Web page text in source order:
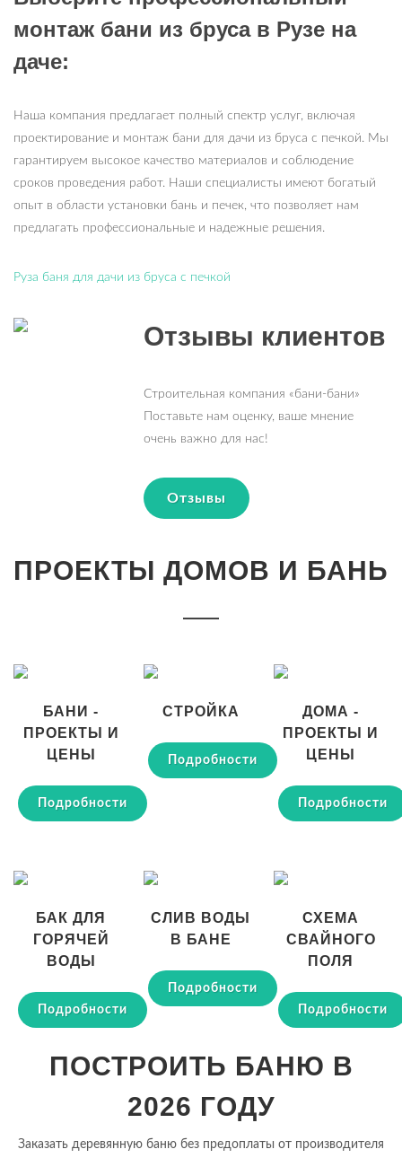
монтаж бани из бруса в Рузе на
даче:
Наша компания предлагает полный спектр услуг, включая
проектирование и монтаж бани для дачи из бруса с печкой. Мы
гарантируем высокое качество материалов и соблюдение
сроков проведения работ. Наши специалисты имеют богатый
опыт в области установки бань и печек, что позволяет нам
предлагать профессиональные и надежные решения.
Руза баня для дачи из бруса с печкой
Отзывы клиентов
Строительная компания «бани-бани»
Поставьте нам оценку, ваше мнение
очень важно для нас!
Отзывы
ПРОЕКТЫ ДОМОВ И БАНЬ
БАНИ -
ПРОЕКТЫ И
ЦЕНЫ
Подробности
СТРОЙКА
Подробности
ДОМА -
ПРОЕКТЫ И
ЦЕНЫ
Подробности
БАК ДЛЯ
ГОРЯЧЕЙ
ВОДЫ
Подробности
СЛИВ ВОДЫ
В БАНЕ
Подробности
СХЕМА
СВАЙНОГО
ПОЛЯ
Подробности
ПОСТРОИТЬ БАНЮ В
2026 ГОДУ
Заказать деревянную баню без предоплаты от производителя